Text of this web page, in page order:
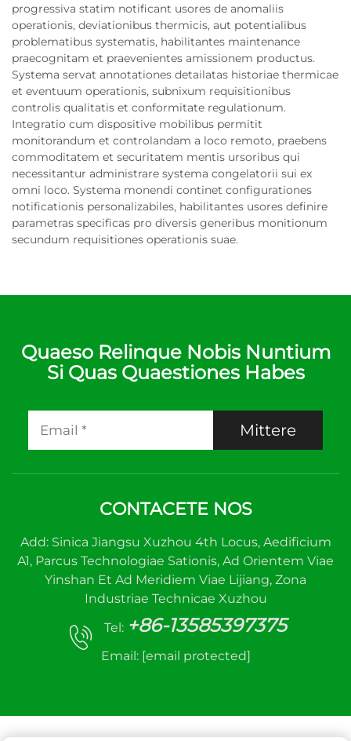
progressiva statim notificant usores de anomaliis
operationis, deviationibus thermicis, aut potentialibus
problematibus systematis, habilitantes maintenance
praecognitam et praevenientes amissionem productus.
Systema servat annotationes detailatas historiae thermicae
et eventuum operationis, subnixum requisitionibus
controlis qualitatis et conformitate regulationum.
Integratio cum dispositive mobilibus permitit
monitorandum et controlandam a loco remoto, praebens
commoditatem et securitatem mentis ursoribus qui
necessitantur administrare systema congelatorii sui ex
omni loco. Systema monendi continet configurationes
notificationis personalizabiles, habilitantes usores definire
parametras specificas pro diversis generibus monitionum
secundum requisitiones operationis suae.
Quaeso Relinque Nobis Nuntium
Si Quas Quaestiones Habes
Mittere
CONTACETE NOS
Add: Sinica Jiangsu Xuzhou 4th Locus, Aedificium
A1, Parcus Technologiae Sationis, Ad Orientem Viae
Yinshan Et Ad Meridiem Viae Lijiang, Zona
Industriae Technicae Xuzhou
Tel: +86-13585397375
Email: [email protected]